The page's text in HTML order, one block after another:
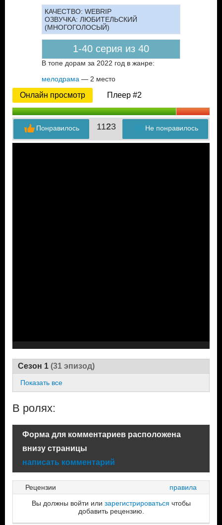
КАЧЕСТВО: WEBRIP
ОЗВУЧКА: ЛЮБИТЕЛЬСКИЙ
(МНОГОГОЛОСЫЙ)
1-40 серия из 40
В топе дорам за 2022 год в жанре:
мелодрама — 2 место
Онлайн просмотр Плеер #2
11223 Не понравилось
Понравилось
Сезон 1 (31 эпизод)
Показать все
В ролях:
Форма для комментариев расположена
внизу страницы
написать комментарий
Рецензии
правила
Вы должны войти или зарегистрироваться чтобы
добавить рецензию.